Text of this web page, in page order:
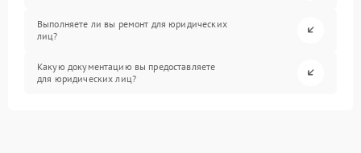
Выполняете ли вы ремонт для юридических
лиц?
Какую документацию вы предоставляете
для юридических лиц?